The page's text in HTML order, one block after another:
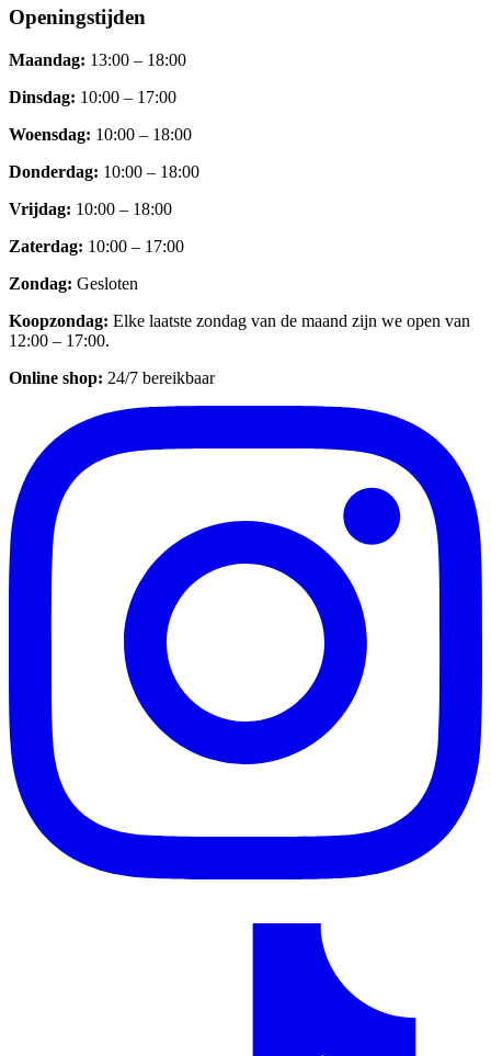
Openingstijden
Maandag: 13:00 – 18:00
Dinsdag: 10:00 – 17:00
Woensdag: 10:00 – 18:00
Donderdag: 10:00 – 18:00
Vrijdag: 10:00 – 18:00
Zaterdag: 10:00 – 17:00
Zondag: Gesloten
Koopzondag: Elke laatste zondag van de maand zijn we open van
12:00 – 17:00.
Online shop: 24/7 bereikbaar